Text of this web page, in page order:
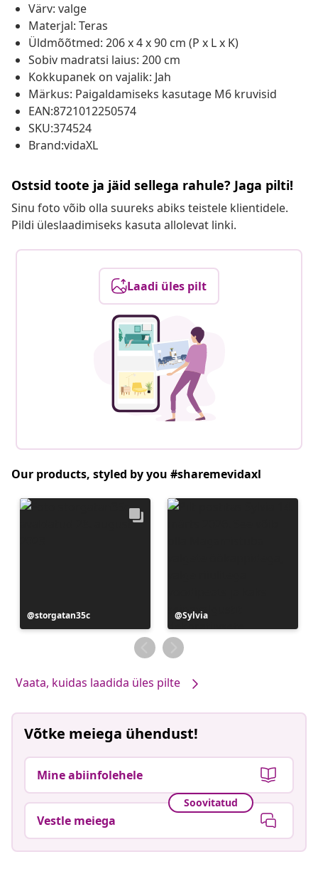
Värv: valge
Materjal: Teras
Üldmõõtmed: 206 x 4 x 90 cm (P x L x K)
Sobiv madratsi laius: 200 cm
Kokkupanek on vajalik: Jah
Märkus: Paigaldamiseks kasutage M6 kruvisid
EAN:8721012250574
SKU:374524
Brand:vidaXL
Ostsid toote ja jäid sellega rahule? Jaga pilti!
Sinu foto võib olla suureks abiks teistele klientidele.
Pildi üleslaadimiseks kasuta allolevat linki.
Laadi üles pilt
Our products, styled by you #sharemevidaxl
Postitus
avaldatud
storgatan35c
Postitus
avaldatud
Sylvia
Vaata, kuidas laadida üles pilte
Võtke meiega ühendust!
Mine abiinfolehele
Soovitatud
Vestle meiega